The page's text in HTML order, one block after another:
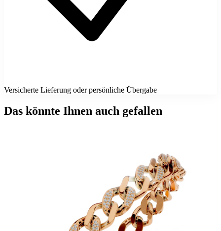
Versicherte Lieferung oder persönliche Übergabe
Das könnte Ihnen auch gefallen